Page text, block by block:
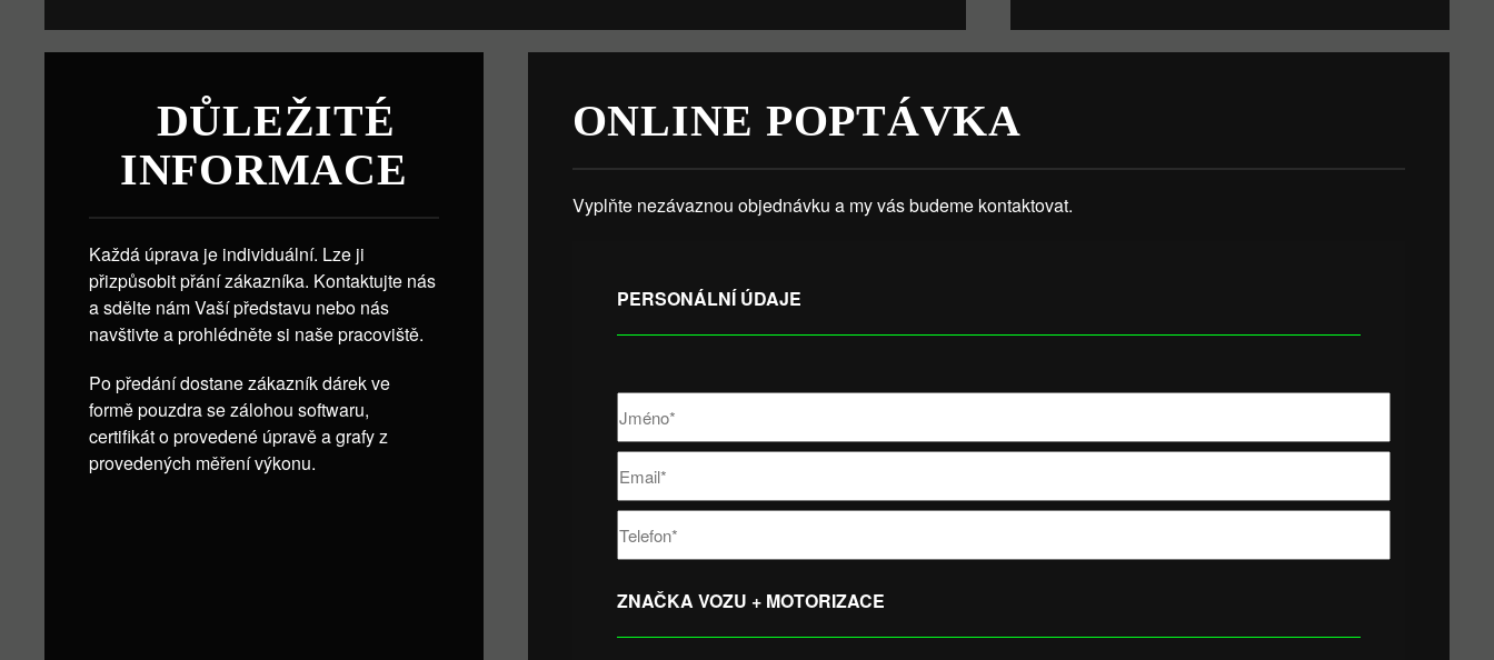
DŮLEŽITÉ
INFORMACE
Každá úprava je individuální. Lze ji
přizpůsobit přání zákazníka. Kontaktujte nás
a sdělte nám Vaší představu nebo nás
navštivte a prohlédněte si naše pracoviště.
Po předání dostane zákazník dárek ve
formě pouzdra se zálohou softwaru,
certifikát o provedené úpravě a grafy z
provedených měření výkonu.
ONLINE POPTÁVKA
Vyplňte nezávaznou objednávku a my vás budeme kontaktovat.
PERSONÁLNÍ ÚDAJE
ZNAČKA VOZU + MOTORIZACE